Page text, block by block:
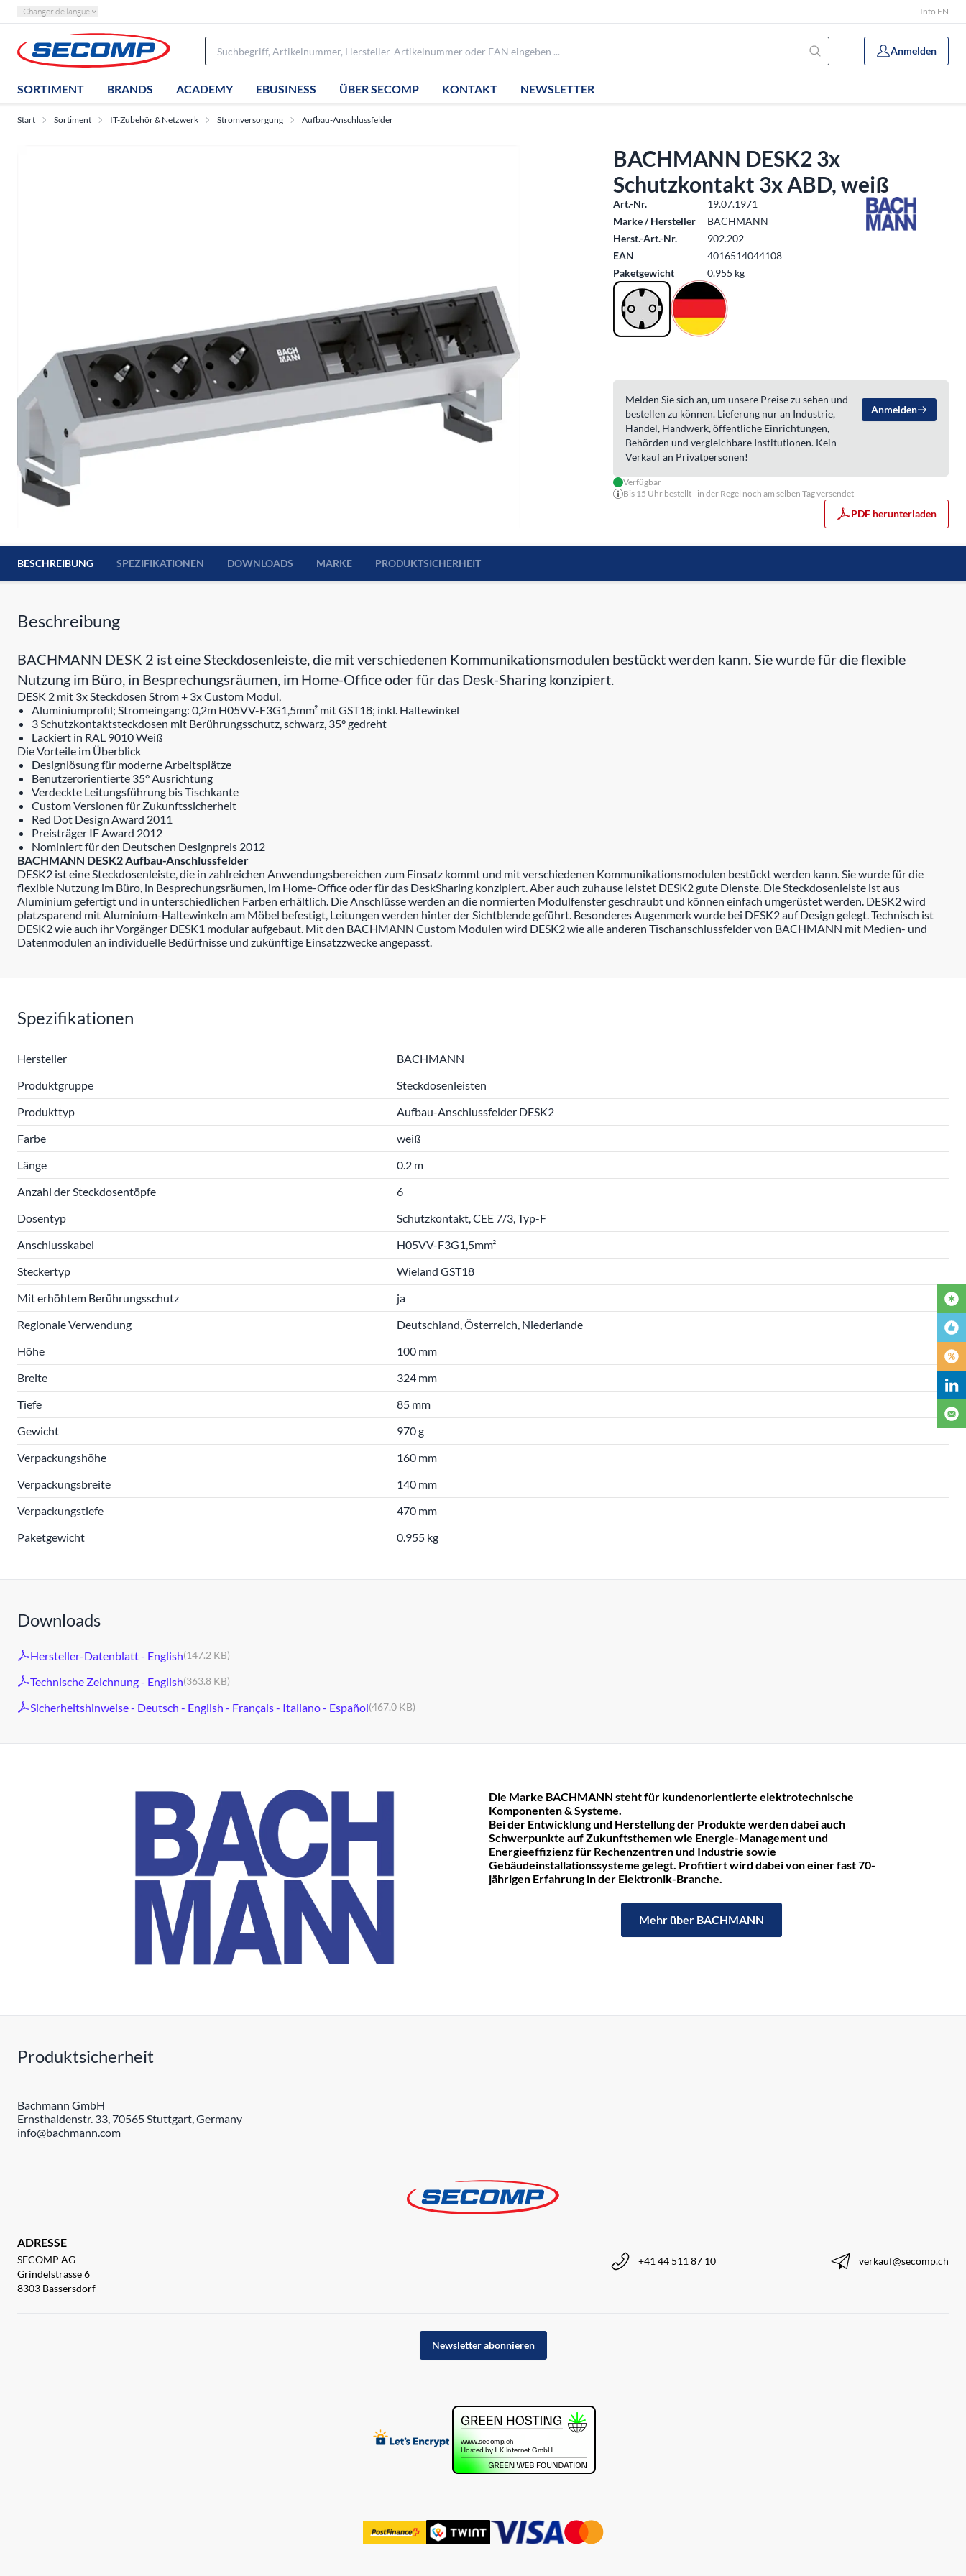
Changer de langue Info EN
Anmelden
SORTIMENT BRANDS ACADEMY EBUSINESS ÜBER SECOMP KONTAKT NEWSLETTER
Start Sortiment IT-Zubehör & Netzwerk Stromversorgung Aufbau-Anschlussfelder
BACHMANN DESK2 3x
Schutzkontakt 3x ABD, weiß
Art.-Nr.
19.07.1971
Marke / Hersteller
BACHMANN
Herst.-Art.-Nr.
902.202
EAN
4016514044108
Paketgewicht
0.955 kg
Melden Sie sich an, um unsere Preise zu sehen und
bestellen zu können. Lieferung nur an Industrie,
Handel, Handwerk, öffentliche Einrichtungen,
Behörden und vergleichbare Institutionen. Kein
Verkauf an Privatpersonen!
Anmelden
Verfügbar
Bis 15 Uhr bestellt - in der Regel noch am selben Tag versendet
PDF herunterladen
BESCHREIBUNG SPEZIFIKATIONEN DOWNLOADS MARKE PRODUKTSICHERHEIT
Beschreibung
BACHMANN DESK 2 ist eine Steckdosenleiste, die mit verschiedenen Kommunikationsmodulen bestückt werden kann. Sie wurde für die flexible
Nutzung im Büro, in Besprechungsräumen, im Home-Office oder für das Desk-Sharing konzipiert.
DESK 2 mit 3x Steckdosen Strom + 3x Custom Modul,
Aluminiumprofil; Stromeingang: 0,2m H05VV-F3G1,5mm² mit GST18; inkl. Haltewinkel
3 Schutzkontaktsteckdosen mit Berührungsschutz, schwarz, 35° gedreht
Lackiert in RAL 9010 Weiß
Die Vorteile im Überblick
Designlösung für moderne Arbeitsplätze
Benutzerorientierte 35° Ausrichtung
Verdeckte Leitungsführung bis Tischkante
Custom Versionen für Zukunftssicherheit
Red Dot Design Award 2011
Preisträger IF Award 2012
Nominiert für den Deutschen Designpreis 2012
BACHMANN DESK2 Aufbau-Anschlussfelder
DESK2 ist eine Steckdosenleiste, die in zahlreichen Anwendungsbereichen zum Einsatz kommt und mit verschiedenen Kommunikationsmodulen bestückt werden kann. Sie wurde für die
flexible Nutzung im Büro, in Besprechungsräumen, im Home-Office oder für das DeskSharing konzipiert. Aber auch zuhause leistet DESK2 gute Dienste. Die Steckdosenleiste ist aus
Aluminium gefertigt und in unterschiedlichen Farben erhältlich. Die Anschlüsse werden an die normierten Modulfenster geschraubt und können einfach umgerüstet werden. DESK2 wird
platzsparend mit Aluminium-Haltewinkeln am Möbel befestigt, Leitungen werden hinter der Sichtblende geführt. Besonderes Augenmerk wurde bei DESK2 auf Design gelegt. Technisch ist
DESK2 wie auch ihr Vorgänger DESK1 modular aufgebaut. Mit den BACHMANN Custom Modulen wird DESK2 wie alle anderen Tischanschlussfelder von BACHMANN mit Medien- und
Datenmodulen an individuelle Bedürfnisse und zukünftige Einsatzzwecke angepasst.
Spezifikationen
Hersteller
BACHMANN
Produktgruppe
Steckdosenleisten
Produkttyp
Aufbau-Anschlussfelder DESK2
Farbe
weiß
Länge
0.2 m
Anzahl der Steckdosentöpfe
6
Dosentyp
Schutzkontakt, CEE 7/3, Typ-F
Anschlusskabel
H05VV-F3G1,5mm²
Steckertyp
Wieland GST18
Mit erhöhtem Berührungsschutz
ja
Regionale Verwendung
Deutschland, Österreich, Niederlande
Höhe
100 mm
Breite
324 mm
Tiefe
85 mm
Gewicht
970 g
Verpackungshöhe
160 mm
Verpackungsbreite
140 mm
Verpackungstiefe
470 mm
Paketgewicht
0.955 kg
Downloads
Hersteller-Datenblatt - English(147.2 KB)
Technische Zeichnung - English(363.8 KB)
Sicherheitshinweise - Deutsch - English - Français - Italiano - Español(467.0 KB)
Die Marke BACHMANN steht für kundenorientierte elektrotechnische
Komponenten & Systeme.
Bei der Entwicklung und Herstellung der Produkte werden dabei auch
Schwerpunkte auf Zukunftsthemen wie Energie-Management und
Energieeffizienz für Rechenzentren und Industrie sowie
Gebäudeinstallationssysteme gelegt. Profitiert wird dabei von einer fast 70-
jährigen Erfahrung in der Elektronik-Branche.
Mehr über BACHMANN
Produktsicherheit
Bachmann GmbH
Ernsthaldenstr. 33, 70565 Stuttgart, Germany
info@bachmann.com
ADRESSE
SECOMP AG
Grindelstrasse 6
8303 Bassersdorf
+41 44 511 87 10 verkauf@secomp.ch
Newsletter abonnieren